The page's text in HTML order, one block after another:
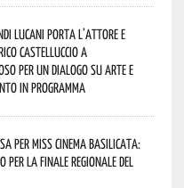
Lucani porta l’attore e
Castelluccio a
per un dialogo su arte e
in programma
per Miss Cinema Basilicata:
la finale regionale del